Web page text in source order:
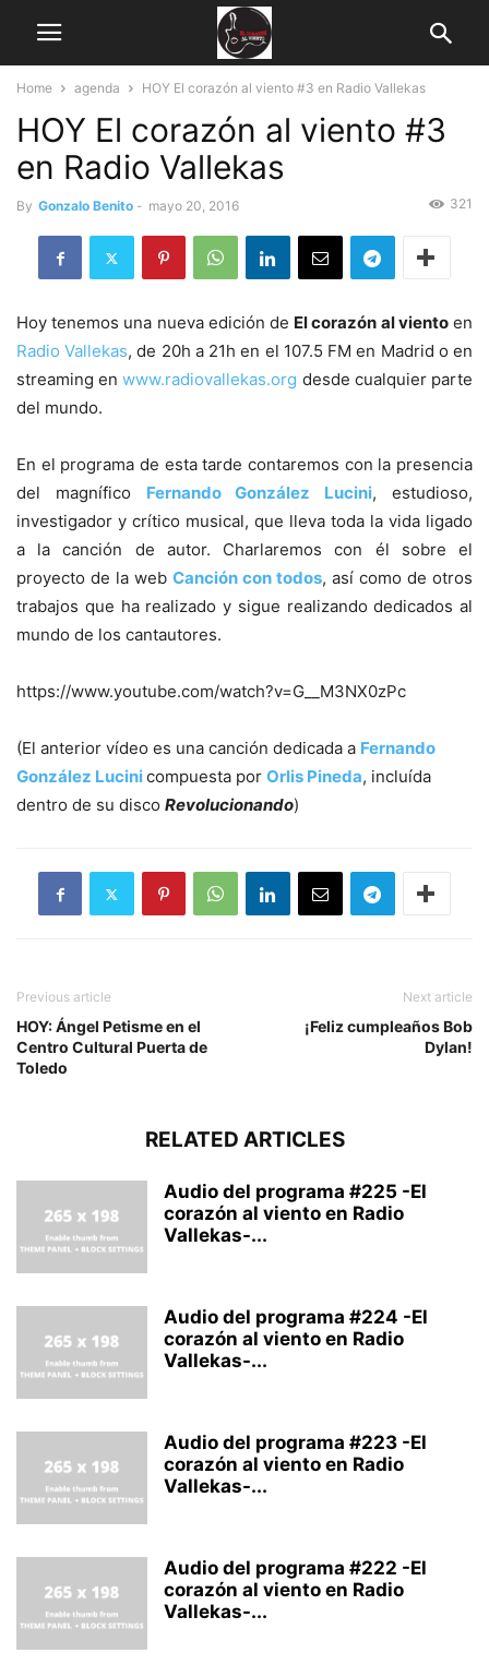
Home agenda HOY El corazón al viento #3 en Radio Vallekas
HOY El corazón al viento #3
en Radio Vallekas
By Gonzalo Benito - mayo 20, 2016 321
Hoy tenemos una nueva edición de El corazón al vientoen
Radio Vallekas, de 20h a 21h en el 107.5 FM en Madrid o en
streaming enwww.radiovallekas.org desde cualquier parte
del mundo.
En el programa de esta tarde contaremos con la presencia
del magnífico Fernando González Lucini, estudioso,
investigador y crítico musical, que lleva toda la vida ligado
a la canción de autor. Charlaremos con él sobre el
proyecto de la web Canción con todos, así como de otros
trabajos que ha realizado y sigue realizando dedicados al
mundo de los cantautores.
https://www.youtube.com/watch?v=G__M3NX0zPc
(El anterior vídeo es una canción dedicada a Fernando
González Lucinicompuesta por Orlis Pineda, incluída
dentro de su disco Revolucionando)
Previous article
HOY: Ángel Petisme en el
Centro Cultural Puerta de
Toledo
Next article
¡Feliz cumpleaños Bob
Dylan!
RELATED ARTICLES
Audio del programa #225 -El
corazón al viento en Radio
Vallekas-...
Audio del programa #224 -El
corazón al viento en Radio
Vallekas-...
Audio del programa #223 -El
corazón al viento en Radio
Vallekas-...
Audio del programa #222 -El
corazón al viento en Radio
Vallekas-...